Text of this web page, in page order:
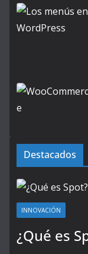
Destacados
INNOVACIÓN
¿Qué es